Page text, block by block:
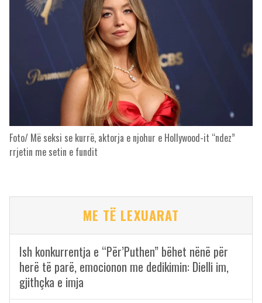
Foto/ Më seksi se kurrë, aktorja e njohur e Hollywood-it “ndez”
rrjetin me setin e fundit
ME TË LEXUARAT
Ish konkurrentja e “Për’Puthen” bëhet nënë për
herë të parë, emocionon me dedikimin: Dielli im,
gjithçka e imja